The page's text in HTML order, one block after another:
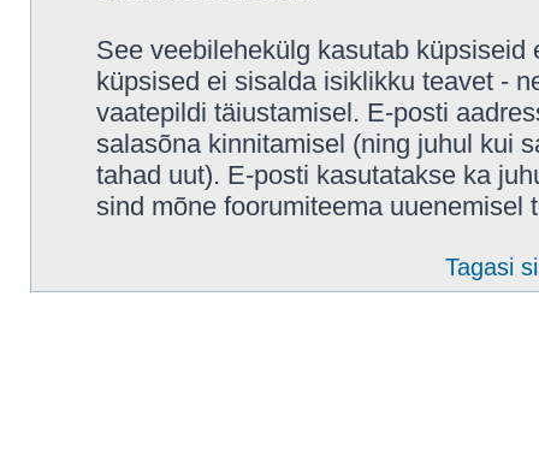
See veebilehekülg kasutab
küpsised ei sisalda isiklikku teavet -
vaatepildi täiustamisel. E-posti
salasõna kinnitamisel (ning juhul kui
tahad uut). E-posti kasutatakse ka
sind mõne foorumiteema uuenemisel
Tagasi